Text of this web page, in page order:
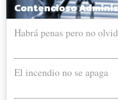
Contencioso
Habrá penas pero no
El incendio no se apaga